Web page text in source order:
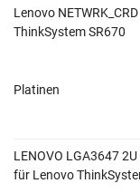
Lenovo
ThinkSystem SR670
Platinen
LENOVO LGA3647
für Lenovo